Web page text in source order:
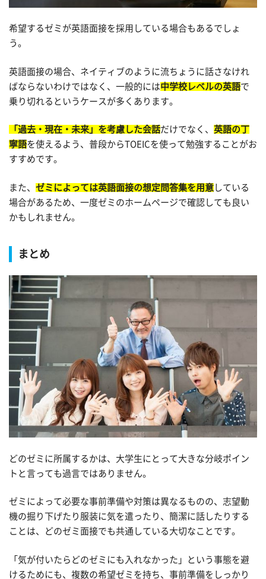
希望するゼミが英語面接を採用している場合もあるでしょ
う。
英語面接の場合、ネイティブのように流ちょうに話さなけれ
ばならないわけではなく、一般的には中学校レベルの英語で
乗り切れるというケースが多くあります。
「過去・現在・未来」を考慮した会話だけでなく、 英語の丁
寧語を使えるよう、普段からTOEICを使って勉強することがお
すすめです。
また、 ゼミによっては英語面接の想定問答集を用意 している
場合があるため、一度ゼミのホームページで確認しても良い
かもしれません。
まとめ
どのゼミに所属するかは、大学生にとって大きな分岐ポイン
トと言っても過言ではありません。
ゼミによって必要な事前準備や対策は異なるものの、志望動
機の掘り下げたり服装に気を遣ったり、簡潔に話したりする
ことは、どのゼミ面接でも共通している大切なことです。
「気が付いたらどのゼミにも入れなかった」という事態を避
けるためにも、複数の希望ゼミを持ち、事前準備をしっかり